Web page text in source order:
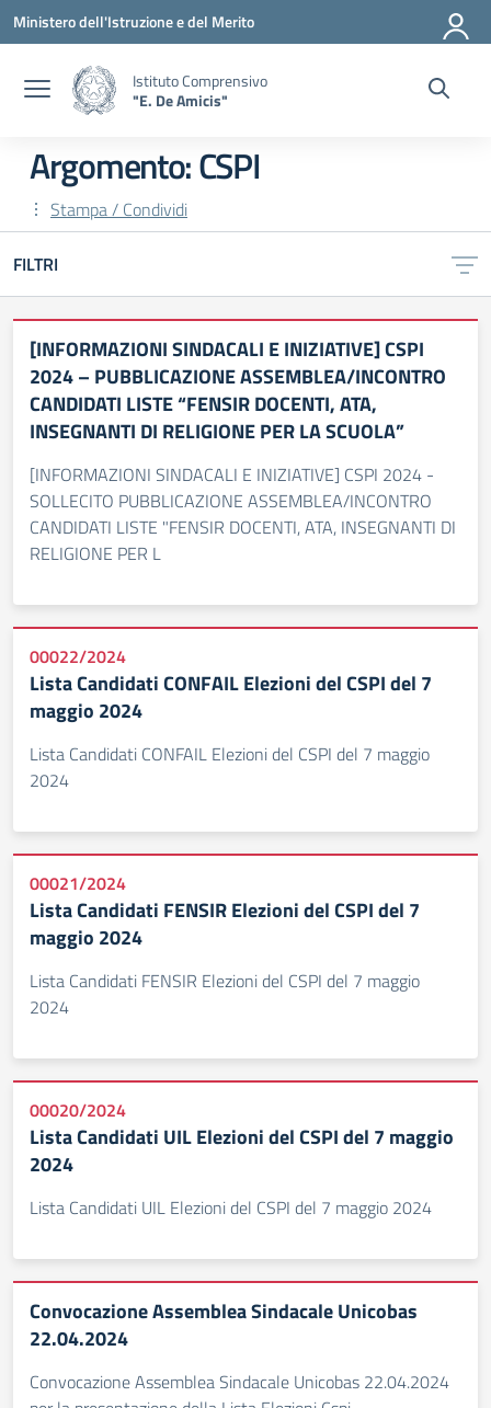
Vai ai contenuti
Vai al menu di navigazione
Vai al footer
Ministero dell'Istruzione e del Merito
Istituto Comprensivo
"E. De Amicis"
Argomento: CSPI
Stampa / Condividi
FILTRI
[INFORMAZIONI SINDACALI E INIZIATIVE] CSPI
2024 – PUBBLICAZIONE ASSEMBLEA/INCONTRO
CANDIDATI LISTE “FENSIR DOCENTI, ATA,
INSEGNANTI DI RELIGIONE PER LA SCUOLA”
[INFORMAZIONI SINDACALI E INIZIATIVE] CSPI 2024 -
SOLLECITO PUBBLICAZIONE ASSEMBLEA/INCONTRO
CANDIDATI LISTE "FENSIR DOCENTI, ATA, INSEGNANTI DI
RELIGIONE PER L
00022/2024
Lista Candidati CONFAIL Elezioni del CSPI del 7
maggio 2024
Lista Candidati CONFAIL Elezioni del CSPI del 7 maggio
2024
00021/2024
Lista Candidati FENSIR Elezioni del CSPI del 7
maggio 2024
Lista Candidati FENSIR Elezioni del CSPI del 7 maggio
2024
00020/2024
Lista Candidati UIL Elezioni del CSPI del 7 maggio
2024
Lista Candidati UIL Elezioni del CSPI del 7 maggio 2024
Convocazione Assemblea Sindacale Unicobas
22.04.2024
Convocazione Assemblea Sindacale Unicobas 22.04.2024